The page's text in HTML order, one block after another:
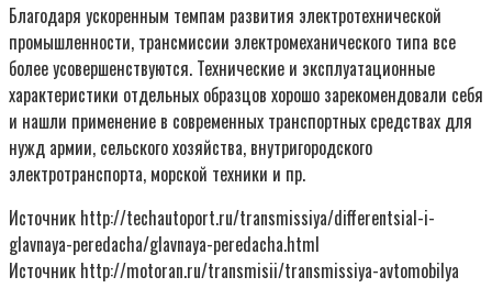
Благодаря ускоренным темпам развития электротехнической
промышленности, трансмиссии электромеханического типа все
более усовершенствуются. Технические и эксплуатационные
характеристики отдельных образцов хорошо зарекомендовали себя
и нашли применение в современных транспортных средствах для
нужд армии, сельского хозяйства, внутригородского
электротранспорта, морской техники и пр.
Источник http://techautoport.ru/transmissiya/differentsial-i-
glavnaya-peredacha/glavnaya-peredacha.html
Источник http://motoran.ru/transmisii/transmissiya-avtomobilya